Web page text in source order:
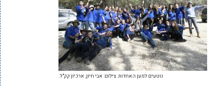
נוטעים למען האחדות. צילום: אבי חיון, ארכיון קק"ל.